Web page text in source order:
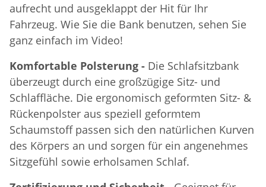
aufrecht und ausgeklappt der Hit für Ihr
Fahrzeug. Wie Sie die Bank benutzen, sehen Sie
ganz einfach im Video!
Komfortable Polsterung - Die Schlafsitzbank
überzeugt durch eine großzügige Sitz- und
Schlaffläche. Die ergonomisch geformten Sitz- &
Rückenpolster aus speziell geformtem
Schaumstoff passen sich den natürlichen Kurven
des Körpers an und sorgen für ein angenehmes
Sitzgefühl sowie erholsamen Schlaf.